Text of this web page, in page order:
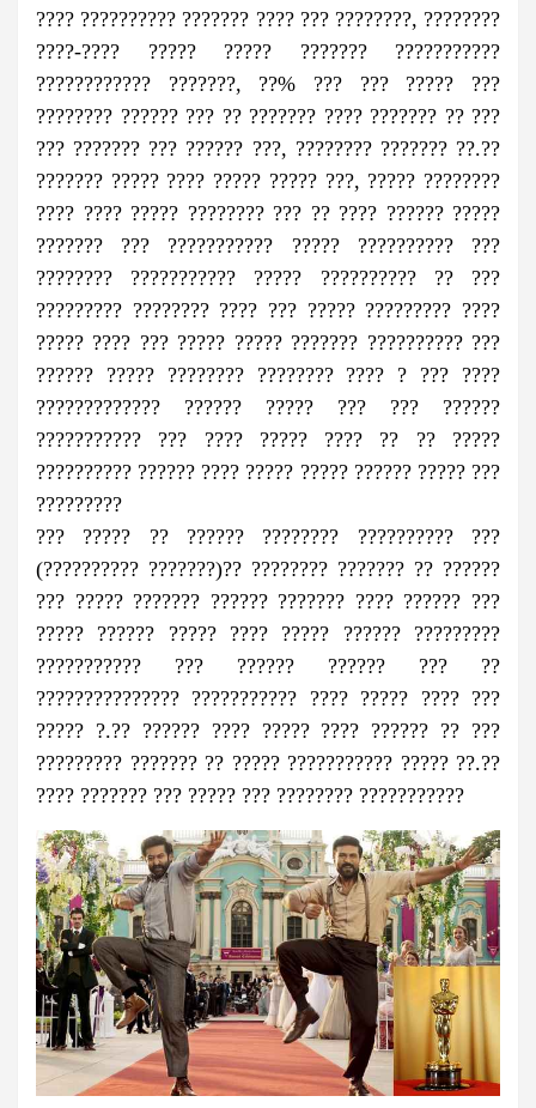
???? ?????????? ??????? ???? ??? ????????, ????????
????-???? ????? ????? ??????? ???????????
???????????? ???????, ??% ??? ??? ????? ???
???????? ?????? ??? ?? ??????? ???? ??????? ?? ???
??? ??????? ??? ?????? ???, ???????? ??????? ??.??
??????? ????? ???? ????? ????? ???, ????? ????????
???? ???? ????? ???????? ??? ?? ???? ?????? ?????
??????? ??? ??????????? ????? ?????????? ???
???????? ??????????? ????? ?????????? ?? ???
????????? ???????? ???? ??? ????? ????????? ????
????? ???? ??? ????? ????? ??????? ?????????? ???
?????? ????? ???????? ???????? ???? ? ??? ????
????????????? ?????? ????? ??? ??? ??????
??????????? ??? ???? ????? ???? ?? ?? ?????
?????????? ?????? ???? ????? ????? ?????? ????? ???
?????????
??? ????? ?? ?????? ???????? ?????????? ???
(?????????? ???????)?? ???????? ??????? ?? ??????
??? ????? ??????? ?????? ??????? ???? ?????? ???
????? ?????? ????? ???? ????? ?????? ?????????
??????????? ??? ?????? ?????? ??? ??
??????????????? ??????????? ???? ????? ???? ???
????? ?.?? ?????? ???? ????? ???? ?????? ?? ???
????????? ??????? ?? ????? ??????????? ????? ??.??
???? ??????? ??? ????? ??? ???????? ???????????